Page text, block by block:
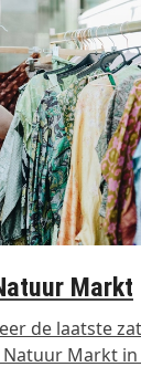
Markt
de laatste
Markt